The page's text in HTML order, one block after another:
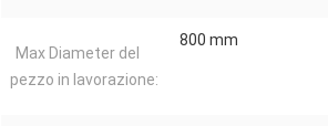
Max Diameter del
pezzo in lavorazione:
800 mm